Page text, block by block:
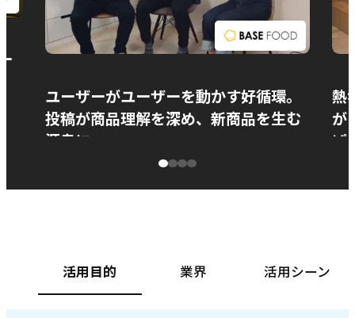
ユーザーがユーザーを動かす好循環。
投稿が商品理解を深め、新商品を生む
源泉に
熱
が
ぱ
活用目的 業界 活用シーン